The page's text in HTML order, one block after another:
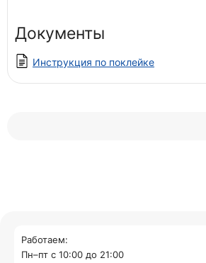
Документы
Инструкция по поклейке
Работаем:
Пн–пт с 10:00 до 21:00